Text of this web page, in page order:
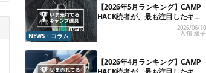
NEWS・コラム
【2026年5月ランキング】CAMP
HACK読者が、最も注目したキャ
ンプ道具TOP10
2026/06/10
内舘 綾子
【2026年4月ランキング】CAMP